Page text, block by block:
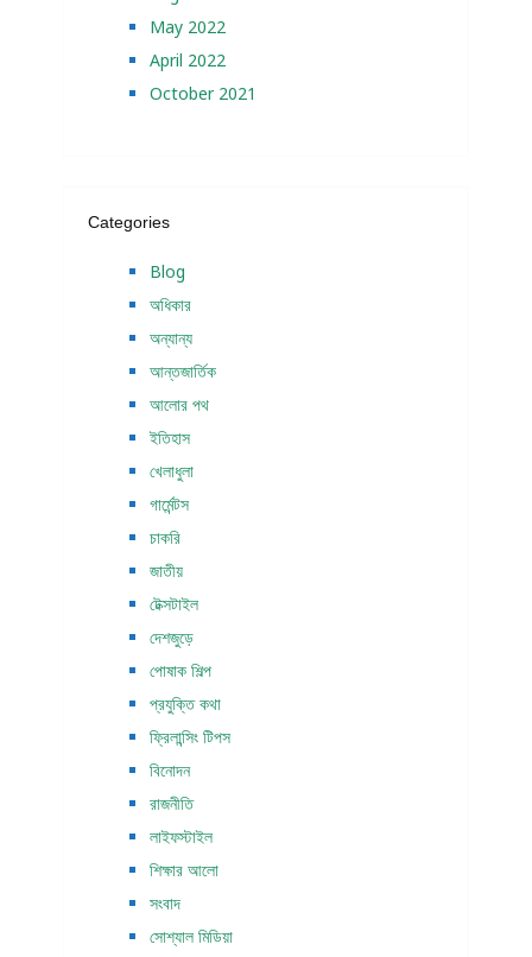
May 2022
April 2022
October 2021
Categories
Blog
অধিকার
অন্যান্য
আন্তজার্তিক
আলোর পথ
ইতিহাস
খেলাধুলা
গার্মেন্টস
চাকরি
জাতীয়
টেক্সটাইল
দেশজুড়ে
পোষাক শিল্প
প্রযুক্তি কথা
ফ্রিলান্সিং টিপস
বিনোদন
রাজনীতি
লাইফস্টাইল
শিক্ষার আলো
সংবাদ
সোশ্যাল মিডিয়া